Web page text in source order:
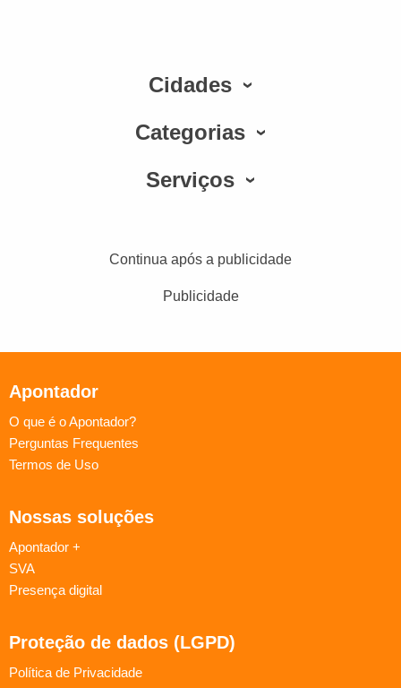
Cidades
Categorias
Serviços
Continua após a publicidade
Publicidade
Apontador
O que é o Apontador?
Perguntas Frequentes
Termos de Uso
Nossas soluções
Apontador +
SVA
Presença digital
Proteção de dados (LGPD)
Política de Privacidade